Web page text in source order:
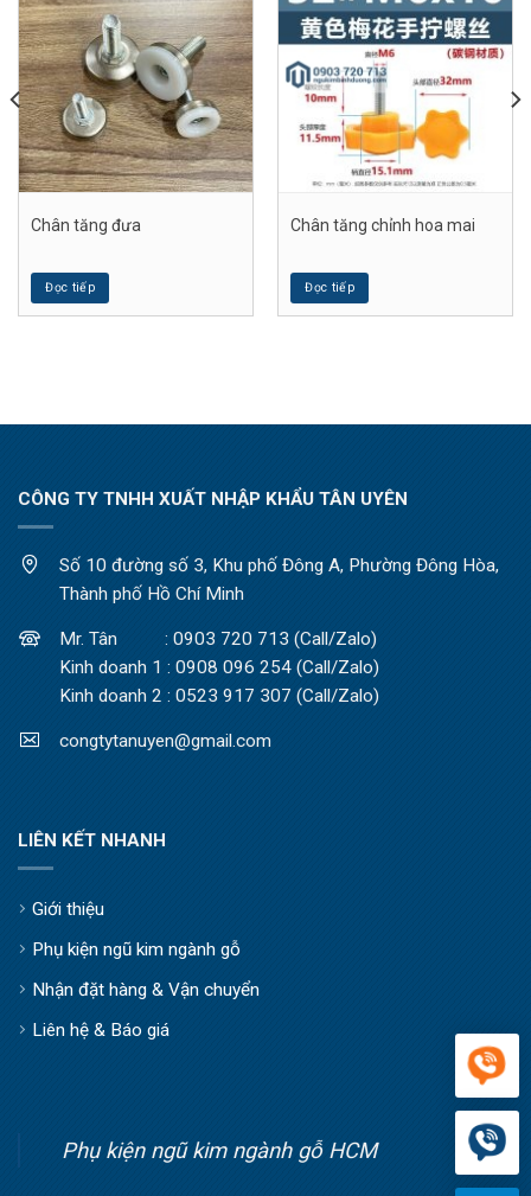
Chân tăng đưa
Đọc tiếp
Chân tăng chỉnh hoa mai
Đọc tiếp
CÔNG TY TNHH XUẤT NHẬP KHẨU TÂN UYÊN
Số 10 đường số 3, Khu phố Đông A, Phường Đông Hòa,
Thành phố Hồ Chí Minh
Mr. Tân : 0903 720 713 (Call/Zalo)
Kinh doanh 1 : 0908 096 254 (Call/Zalo)
Kinh doanh 2 : 0523 917 307 (Call/Zalo)
congtytanuyen@gmail.com
LIÊN KẾT NHANH
Giới thiệu
Phụ kiện ngũ kim ngành gỗ
Nhận đặt hàng & Vận chuyển
Liên hệ & Báo giá
Phụ kiện ngũ kim ngành gỗ HCM